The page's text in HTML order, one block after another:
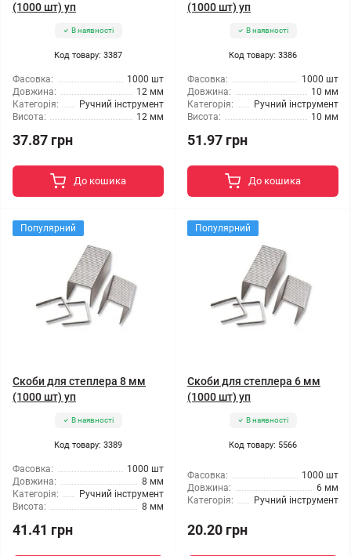
(1000 шт) уп
В наявності
Код товару: 3387
Фасовка:
1000 шт
Довжина:
12 мм
Категорія:
Ручний інструмент
Висота:
12 мм
37.87 грн
До кошика
(1000 шт) уп
В наявності
Код товару: 3386
Фасовка:
1000 шт
Довжина:
10 мм
Категорія:
Ручний інструмент
Висота:
10 мм
51.97 грн
До кошика
Популярний
Скоби для степлера 8 мм
(1000 шт) уп
В наявності
Код товару: 3389
Фасовка:
1000 шт
Довжина:
8 мм
Категорія:
Ручний інструмент
Висота:
8 мм
41.41 грн
Популярний
Скоби для степлера 6 мм
(1000 шт) уп
В наявності
Код товару: 5566
Фасовка:
1000 шт
Довжина:
6 мм
Категорія:
Ручний інструмент
20.20 грн